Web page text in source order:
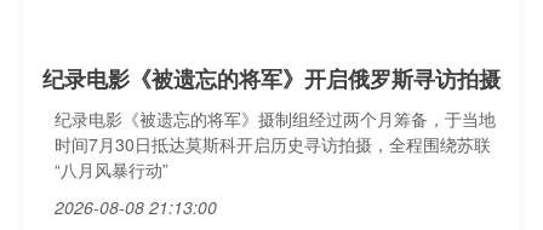
纪录电影《被遗忘的将军》开启俄罗斯寻访拍摄
纪录电影《被遗忘的将军》摄制组经过两个月筹备，于当地
时间7月30日抵达莫斯科开启历史寻访拍摄，全程围绕苏联
“八月风暴行动”
2026-08-08 21:13:00